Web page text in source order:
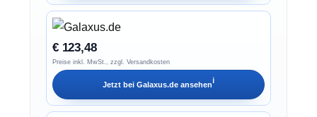
€ 123,48
Preise inkl. MwSt., zzgl. Versandkosten
Jetzt bei Galaxus.de ansehenℹ︎